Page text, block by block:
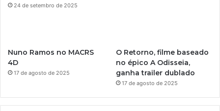
24 de setembro de 2025
Nuno Ramos no MACRS
4D
17 de agosto de 2025
O Retorno, filme baseado
no épico A Odisseia,
ganha trailer dublado
17 de agosto de 2025